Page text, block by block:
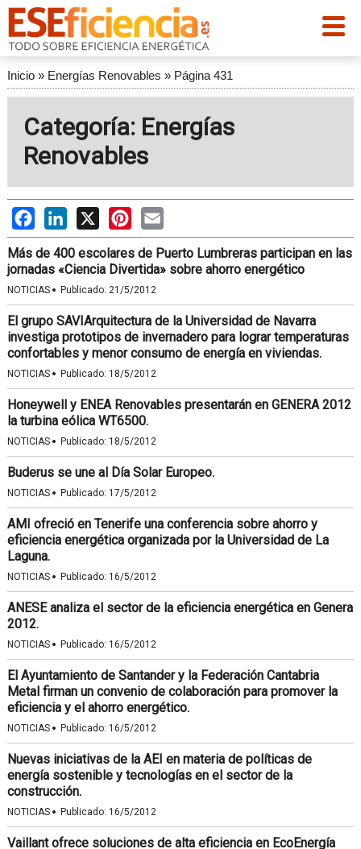
Inicio» Energías Renovables » Página 431
Categoría: Energías
Renovables
FacebookLinkedIn
X PinterestEmail
Más de 400 escolares de Puerto Lumbreras participan en las
jornadas «Ciencia Divertida» sobre ahorro energético
NOTICIAS · Publicado: 21/5/2012
El grupo SAVIArquitectura de la Universidad de Navarra
investiga prototipos de invernadero para lograr temperaturas
confortables y menor consumo de energía en viviendas.
NOTICIAS · Publicado: 18/5/2012
Honeywell y ENEA Renovables presentarán en GENERA 2012
la turbina eólica WT6500.
NOTICIAS · Publicado: 18/5/2012
Buderus se une al Día Solar Europeo.
NOTICIAS · Publicado: 17/5/2012
AMI ofreció en Tenerife una conferencia sobre ahorro y
eficiencia energética organizada por la Universidad de La
Laguna.
NOTICIAS · Publicado: 16/5/2012
ANESE analiza el sector de la eficiencia energética en Genera
2012.
NOTICIAS · Publicado: 16/5/2012
El Ayuntamiento de Santander y la Federación Cantabria
Metal firman un convenio de colaboración para promover la
eficiencia y el ahorro energético.
NOTICIAS · Publicado: 16/5/2012
Nuevas iniciativas de la AEI en materia de políticas de
energía sostenible y tecnologías en el sector de la
construcción.
NOTICIAS · Publicado: 16/5/2012
Vaillant ofrece soluciones de alta eficiencia en EcoEnergía